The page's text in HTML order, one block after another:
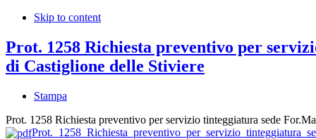
Skip to content
Prot. 1258 Richiesta preventivo per
di Castiglione delle Stiviere
Stampa
Prot. 1258 Richiesta preventivo per servizio tinteggiatura sede